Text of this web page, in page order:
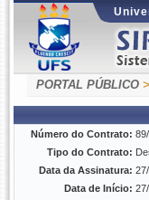
PORTAL PÚBLICO
Número do Contrato:
Tipo do Contrato:
Data da Assinatura:
Data de Início: